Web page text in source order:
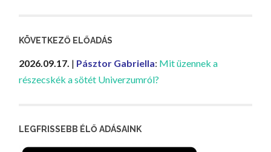
KÖVETKEZŐ ELŐADÁS
2026.09.17. | Pásztor Gabriella: Mit üzennek a
részecskék a sötét Univerzumról?
LEGFRISSEBB ÉLŐ ADÁSAINK